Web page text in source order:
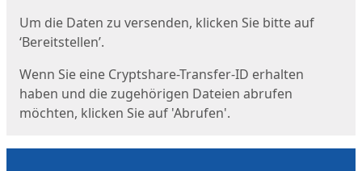
Um die Daten zu versenden, klicken Sie bitte auf
‘Bereitstellen’.
Wenn Sie eine Cryptshare-Transfer-ID erhalten
haben und die zugehörigen Dateien abrufen
möchten, klicken Sie auf 'Abrufen'.